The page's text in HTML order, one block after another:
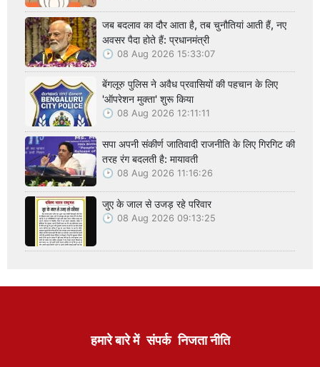
जब बदलाव का दौर आता है, तब चुनौतियां आती हैं, नए
अवसर पैदा होते हैं: प्रधानमंत्री
08 Aug 2026 15:33:07
बेंगलूरु पुलिस ने अवैध प्रवासियों की पहचान के लिए
'ऑपरेशन मुक्ता' शुरू किया
08 Aug 2026 12:11:11
सपा अपनी संकीर्ण जातिवादी राजनीति के लिए गिरगिट की
तरह रंग बदलती है: मायावती
08 Aug 2026 11:16:26
जुए के जाल से उजड़ रहे परिवार
08 Aug 2026 09:13:25
हमारे बारे में संपर्क निजता नीति